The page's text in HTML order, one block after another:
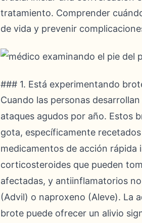
tratamiento. Comprender
de vida y prevenir
### 1. Está experimentando
Cuando las personas
ataques agudos por año. Estos
gota, específicamente
medicamentos de acción
corticosteroides que pueden
afectadas, y antiinflamatorios
(Advil) o naproxeno (Aleve). La
brote puede ofrecer un alivio